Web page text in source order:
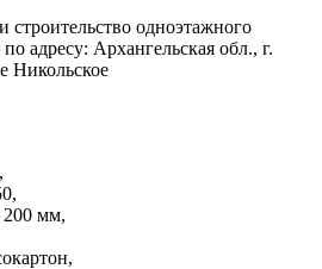
строительство одноэтажного
адресу: Архангельская обл., г.
Никольское
200 мм,